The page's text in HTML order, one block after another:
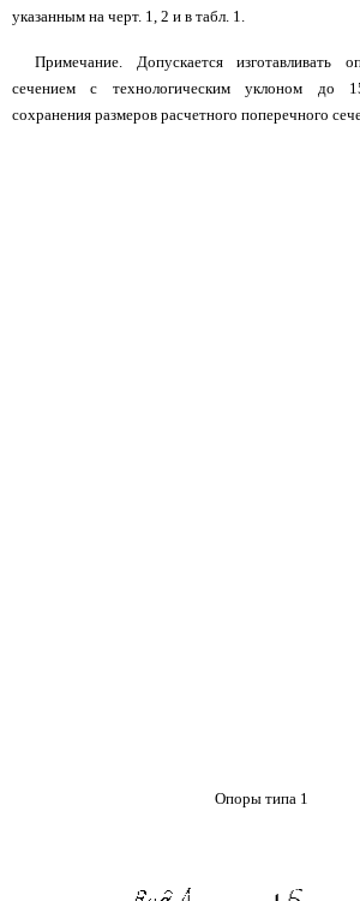
указанным на черт. 1, 2 и в табл. 1.
Примечание. Допускается изготавливать
сечением с технологическим уклоном до
сохранения размеров расчетного поперечного
Опоры типа 1